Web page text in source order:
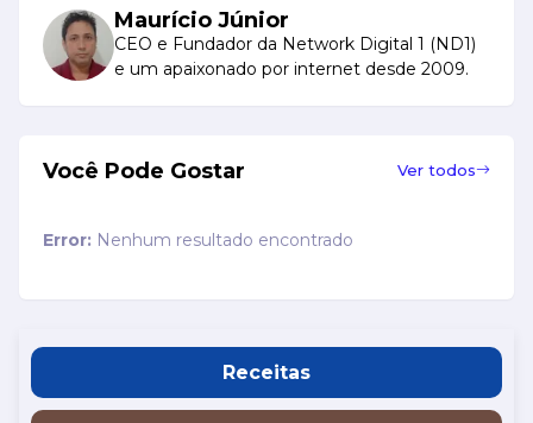
Maurício Júnior
CEO e Fundador da Network Digital 1 (ND1)
e um apaixonado por internet desde 2009.
Você Pode Gostar Ver todos
Error: Nenhum resultado encontrado
Receitas